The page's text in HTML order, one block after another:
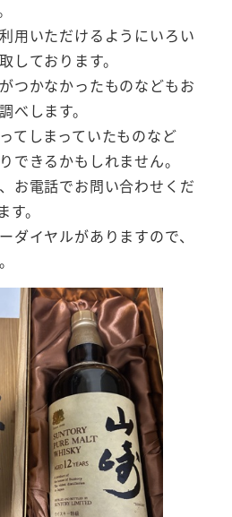
用いただけるようにいろい
しております。
つかなかったものなどもお
べします。
てしまっていたものなど
できるかもしれません。
お電話でお問い合わせくだ
。
ダイヤルがありますので、